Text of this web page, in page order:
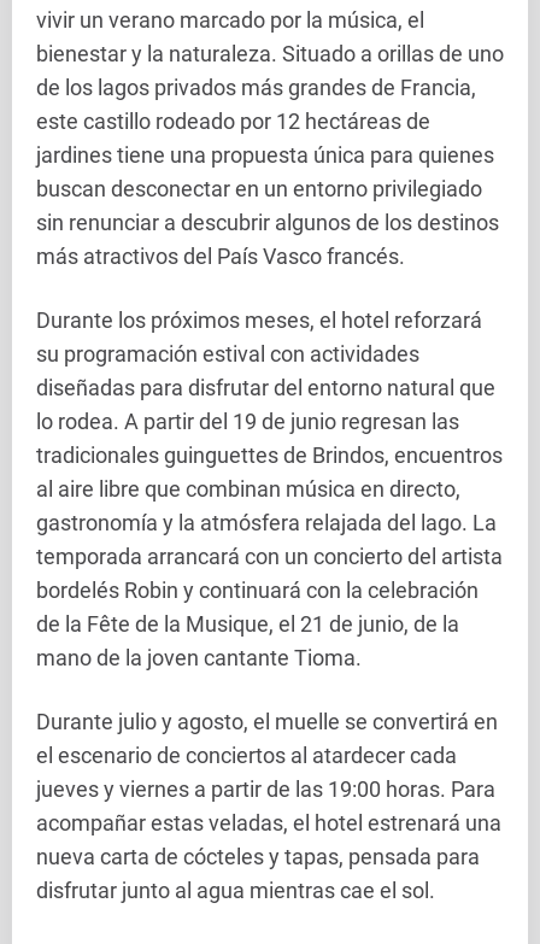
vivir un verano marcado por la música, el
bienestar y la naturaleza. Situado a orillas de uno
de los lagos privados más grandes de Francia,
este castillo rodeado por 12 hectáreas de
jardines tiene una propuesta única para quienes
buscan desconectar en un entorno privilegiado
sin renunciar a descubrir algunos de los destinos
más atractivos del País Vasco francés.
Durante los próximos meses, el hotel reforzará
su programación estival con actividades
diseñadas para disfrutar del entorno natural que
lo rodea. A partir del 19 de junio regresan las
tradicionales guinguettes de Brindos, encuentros
al aire libre que combinan música en directo,
gastronomía y la atmósfera relajada del lago. La
temporada arrancará con un concierto del artista
bordelés Robin y continuará con la celebración
de la Fête de la Musique, el 21 de junio, de la
mano de la joven cantante Tioma.
Durante julio y agosto, el muelle se convertirá en
el escenario de conciertos al atardecer cada
jueves y viernes a partir de las 19:00 horas. Para
acompañar estas veladas, el hotel estrenará una
nueva carta de cócteles y tapas, pensada para
disfrutar junto al agua mientras cae el sol.